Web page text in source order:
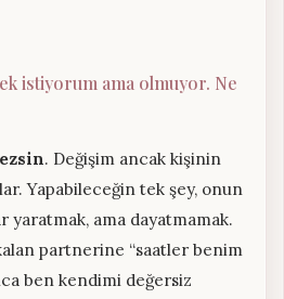
istiyorum ama olmuyor. Ne
. Değişim ancak kişinin
Yapabileceğin tek şey, onun
yaratmak, ama dayatmamak.
partnerine “saatler benim
ben kendimi değersiz